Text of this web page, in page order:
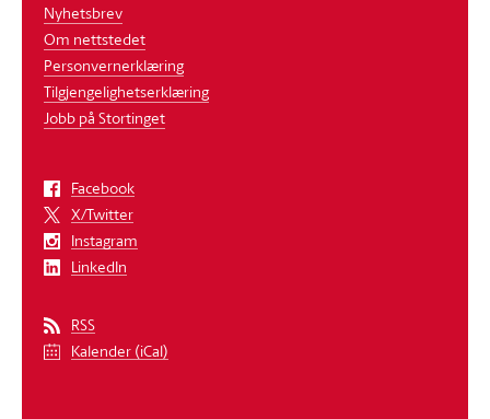
Nyhetsbrev
Om nettstedet
Personvernerklæring
Tilgjengelighetserklæring
Jobb på Stortinget
Facebook
X/Twitter
Instagram
LinkedIn
RSS
Kalender (iCal)